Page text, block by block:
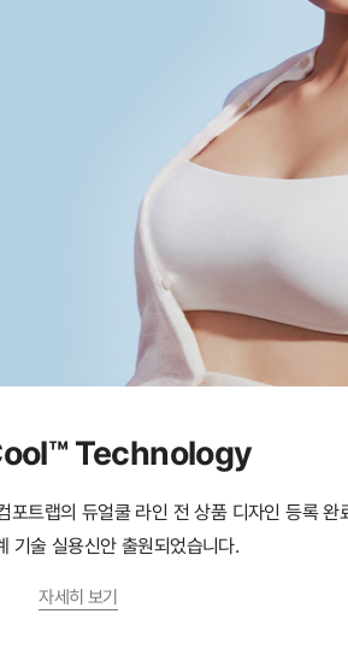
Technology
포트랩의 듀얼쿨 라인 전 상품 디자인 등록 완
기술 실용신안 출원되었습니다.
자세히 보기